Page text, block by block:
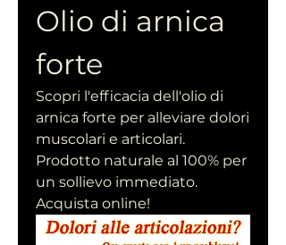
Olio di arnica
forte
Scopri l'efficacia dell'olio di
arnica forte per alleviare dolori
muscolari e articolari.
Prodotto naturale al 100% per
un sollievo immediato.
Acquista online!